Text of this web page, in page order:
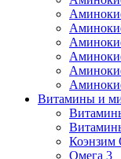
Витамины и
Коэнзим
Омега 3